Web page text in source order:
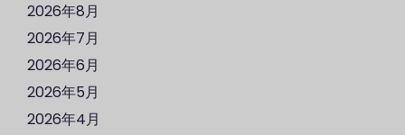
2026年8月
2026年7月
2026年6月
2026年5月
2026年4月